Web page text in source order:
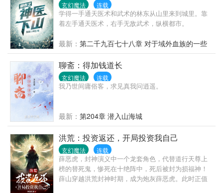
玄幻魔法 连载
学得一手通天医术和武术的林东从山里来到城里。靠
着左手通天医术，右手无敌武术，纵横都市。
最新： 第二千九百七十八章 对于域外血族的一些
猜测
聊斋：得加钱道长
玄幻魔法 连载
我乃世间庸俗客，求见真我问逍遥。
最新： 第204章 潜入山海城
洪荒：投资返还，开局投资我自己
玄幻魔法 连载
薛恶虎，封神演义中一个龙套角色，代替道行天尊上
榜的替死鬼，惨死在十绝阵中，死后被封为损福神！
薛山穿越洪荒封神时期，成为炮灰薛恶虎。此时正值